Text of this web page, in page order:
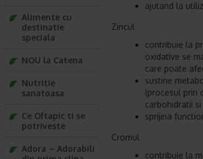
ajutand la
Zincul
contribuie la
oxidative se
care poate
sustine
(procesul prin
carbohidratii
sprijina
Cromul
contribuie la
Alimente cu
destinatie
speciala
NOU la Catena
Nutritie
sanatoasa
Ce Oftapic ti se
potriveste
Adora – Adorabili